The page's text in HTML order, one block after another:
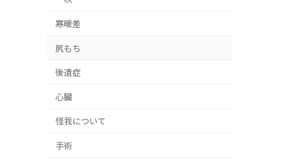
寒暖差
尻もち
後遺症
心臓
怪我について
手術